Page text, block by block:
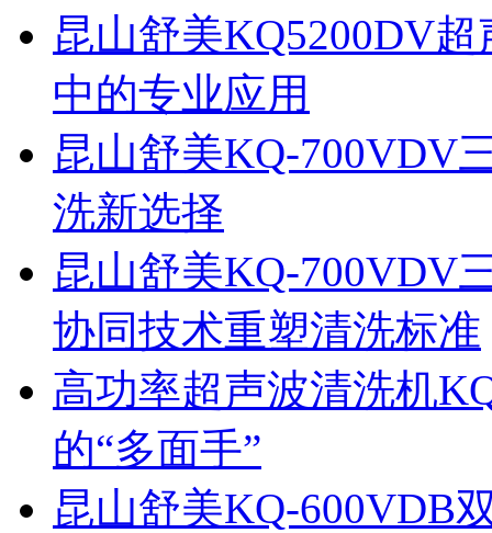
昆山舒美KQ5200DV
中的专业应用
昆山舒美KQ-700VDV
洗新选择
昆山舒美KQ-700VDV
协同技术重塑清洗标准
高功率超声波清洗机
的“多面手”
昆山舒美KQ-600VDB